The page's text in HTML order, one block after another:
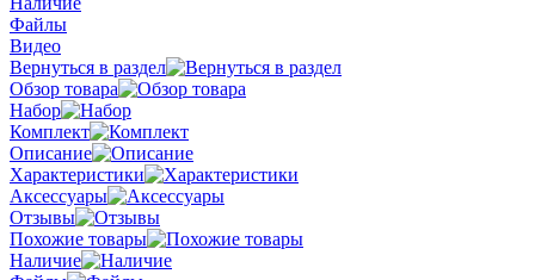
Файлы
Видео
Вернуться в раздел
Обзор товара
Набор
Комплект
Описание
Характеристики
Аксессуары
Отзывы
Похожие товары
Наличие